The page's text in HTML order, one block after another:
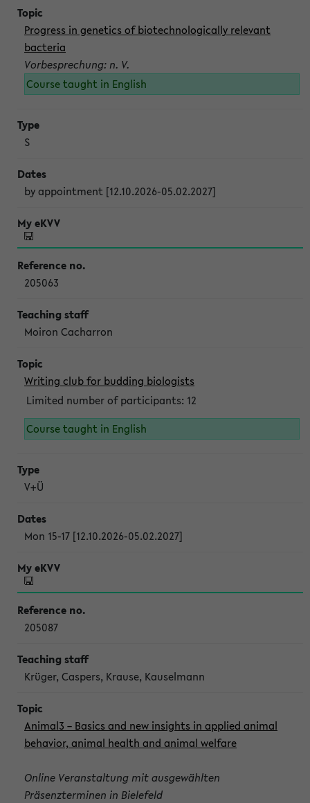
Progress in genetics of biotechnologically relevant
bacteria
Vorbesprechung: n. V.
Course taught in English
S
by appointment [12.10.2026-05.02.2027]
205063
Moiron Cacharron
Writing club for budding biologists
Limited number of participants: 12
Course taught in English
V+Ü
Mon 15-17 [12.10.2026-05.02.2027]
205087
Krüger, Caspers, Krause, Kauselmann
Animal3 – Basics and new insights in applied animal
behavior, animal health and animal welfare
Online Veranstaltung mit ausgewählten
Präsenzterminen in Bielefeld